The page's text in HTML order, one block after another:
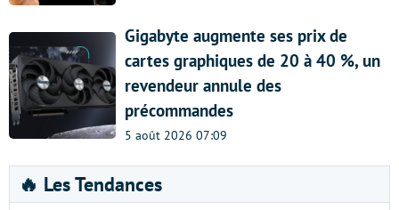
Gigabyte augmente ses prix de
cartes graphiques de 20 à 40 %, un
revendeur annule des
précommandes
5 août 2026 07:09
🔥 Les Tendances